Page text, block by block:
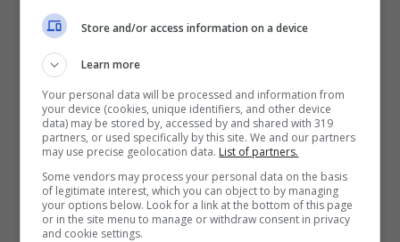
etiqueta. Allí están las indicaciones correctas
para lavar tu calzado.
Si quieres lavar bien el calzado, debesseparar
sus distintas partes. Este es el primer error
que casi todo el mundo comete y evita hacer.
Quítale los cordones que siempre se pueden
lavar a mano. Quita también, de ser posible, las
plantillas para lavarlas por separado con
cualquier detergente. Así, la limpieza de tu
Store and/or access information on a device
Learn more
Your personal data will be processed and information from
your device (cookies, unique identifiers, and other device
data) may be stored by, accessed by and shared with 319
partners, or used specifically by this site. We and our partners
may use precise geolocation data. List of partners.
Some vendors may process your personal data on the basis
of legitimate interest, which you can object to by managing
your options below. Look for a link at the bottom of this page
or in the site menu to manage or withdraw consent in privacy
and cookie settings.